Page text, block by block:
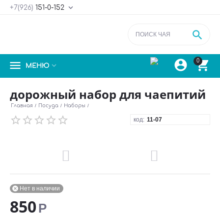
+7(926) 151-0-152 
0



 МЕНЮ 
дорожный набор для чаепитий
Главная / Посуда / Наборы /
код: 11-07
Нет в наличии

850Р